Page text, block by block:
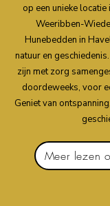
op een unieke
Weeribben-
Hunebedden in
natuur en
zijn met zorg
doordeweeks, voor
Geniet van
Meer lezen